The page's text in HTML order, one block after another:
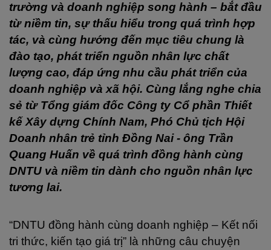
trường và doanh nghiệp song hành – bắt đầu
từ niềm tin, sự thấu hiểu trong quá trình hợp
tác, và cùng hướng đến mục tiêu chung là
đào tạo, phát triển nguồn nhân lực chất
lượng cao, đáp ứng nhu cầu phát triển của
doanh nghiệp và xã hội. Cùng lắng nghe chia
sẻ từ Tổng giám đốc Công ty Cổ phần Thiết
kế Xây dựng Chính Nam, Phó Chủ tịch Hội
Doanh nhân trẻ tỉnh Đồng Nai - ông Trần
Quang Huấn về quá trình đồng hành cùng
DNTU và niềm tin dành cho nguồn nhân lực
tương lai.
“DNTU đồng hành cùng doanh nghiệp – Kết nối
tri thức, kiến tạo giá trị” là những câu chuyện